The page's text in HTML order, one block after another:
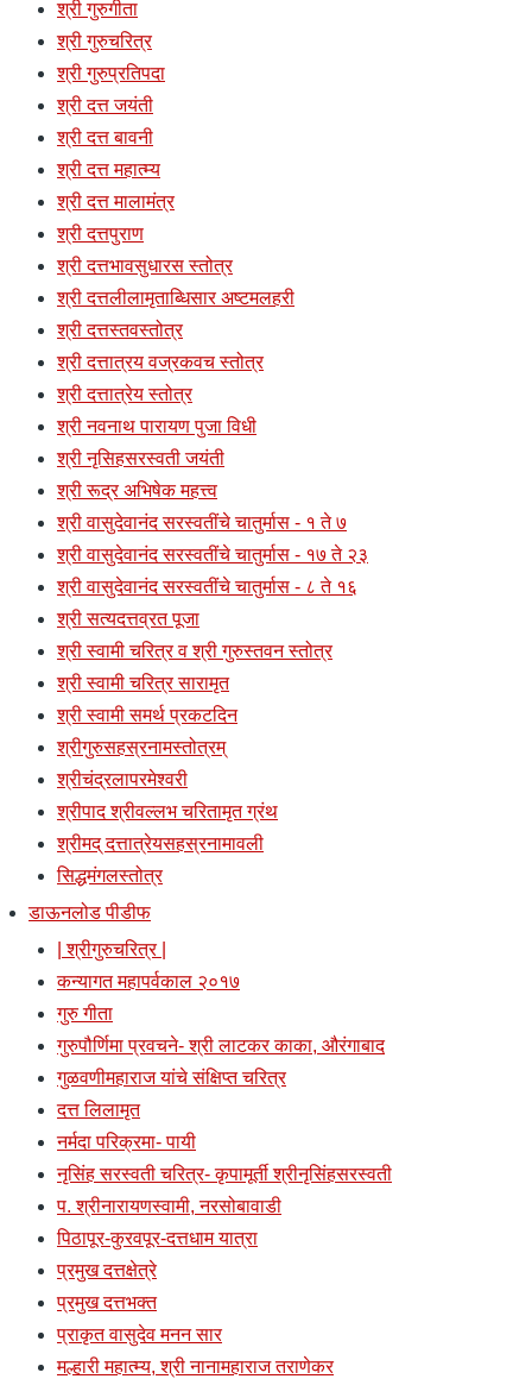
श्री गुरुगीता
श्री गुरुचरित्र
श्री गुरुप्रतिपदा
श्री दत्त जयंती
श्री दत्त बावनी
श्री दत्त महात्म्य
श्री दत्त मालामंत्र
श्री दत्तपुराण
श्री दत्तभावसुधारस स्तोत्र
श्री दत्तलीलामृताब्धिसार अष्टमलहरी
श्री दत्तस्तवस्तोत्र
श्री दत्तात्रय वज्रकवच स्तोत्र
श्री दत्तात्रेय स्तोत्र
श्री नवनाथ पारायण पुजा विधी
श्री नृसिहसरस्वती जयंती
श्री रूद्र अभिषेक महत्त्व
श्री वासुदेवानंद सरस्वतींचे चातुर्मास - १ ते ७
श्री वासुदेवानंद सरस्वतींचे चातुर्मास - १७ ते २३
श्री वासुदेवानंद सरस्वतींचे चातुर्मास - ८ ते १६
श्री सत्यदत्तव्रत पूजा
श्री स्वामी चरित्र व श्री गुरुस्तवन स्तोत्र
श्री स्वामी चरित्र सारामृत
श्री स्वामी समर्थ प्रकटदिन
श्रीगुरुसहस्रनामस्तोत्रम्
श्रीचंद्रलापरमेश्वरी
श्रीपाद श्रीवल्लभ चरितामृत ग्रंथ
श्रीमद् दत्तात्रेयसहस्रनामावली
सिद्धमंगलस्तोत्र
डाऊनलोड पीडीफ
| श्रीगुरुचरित्र |
कन्यागत महापर्वकाल २०१७
गुरु गीता
गुरुपौर्णिमा प्रवचने- श्री लाटकर काका, औरंगाबाद
गुळवणीमहाराज यांचे संक्षिप्त चरित्र
दत्त लिलामृत
नर्मदा परिक्रमा- पायी
नृसिंह सरस्वती चरित्र- कृपामूर्ती श्रीनृसिंहसरस्वती
प. श्रीनारायणस्वामी, नरसोबावाडी
पिठापूर-कुरवपूर-दत्तधाम यात्रा
प्रमुख दत्तक्षेत्रे
प्रमुख दत्तभक्त
प्राकृत वासुदेव मनन सार
मल्हारी महात्म्य, श्री नानामहाराज तराणेकर